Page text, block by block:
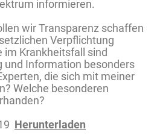
informieren.
wir Transparenz schaffen
Verpflichtung
im Krankheitsfall sind
und Information besonders
die sich mit meiner
Welche besonderen
Herunterladen